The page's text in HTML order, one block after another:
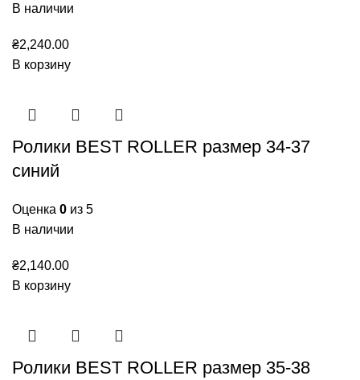
В наличии
₴2,240.00
В корзину
Ролики BEST ROLLER размер 34-37
синий
Оценка 0 из 5
В наличии
₴2,140.00
В корзину
Ролики BEST ROLLER размер 35-38